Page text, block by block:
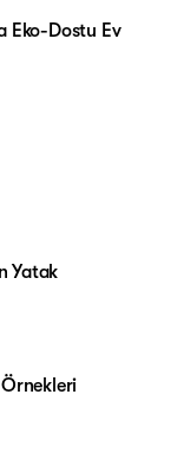
Eko-Dostu Ev
Yatak